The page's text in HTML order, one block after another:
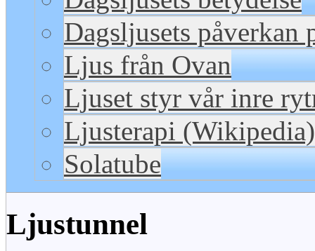
Dagsljusets påverkan
Ljus från Ovan
Ljuset styr vår inre
Ljusterapi (Wikipedia)
Solatube
Ljustunnel